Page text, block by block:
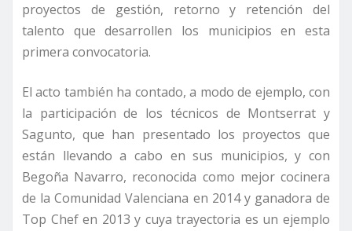
proyectos de gestión, retorno y retención del
talento que desarrollen los municipios en esta
primera convocatoria.
El acto también ha contado, a modo de ejemplo, con
la participación de los técnicos de Montserrat y
Sagunto, que han presentado los proyectos que
están llevando a cabo en sus municipios, y con
Begoña Navarro, reconocida como mejor cocinera
de la Comunidad Valenciana en 2014 y ganadora de
Top Chef en 2013 y cuya trayectoria es un ejemplo